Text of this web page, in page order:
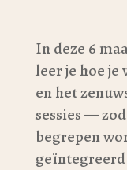
In deze 6
leer je hoe
en het
sessies —
begrepen